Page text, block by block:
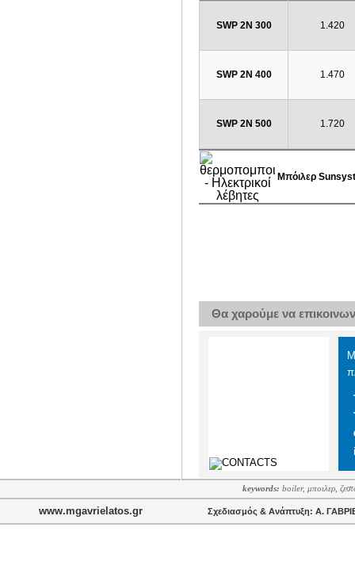
SWP 2N 300 1.420
SWP 2N 400 1.470
SWP 2N 500 1.720
Μπόιλερ
Θα χαρούμε να
keywords: boiler, μποιλερ,
www.mgavrielatos.gr Σχεδιασμός & Ανάπτυξη: Α.